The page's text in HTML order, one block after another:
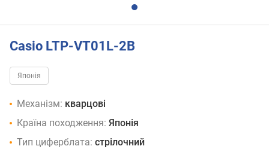
Casio LTP-VT01L-2B
Японія
Механізм: кварцові
Країна походження: Японія
Тип циферблата: стрілочний